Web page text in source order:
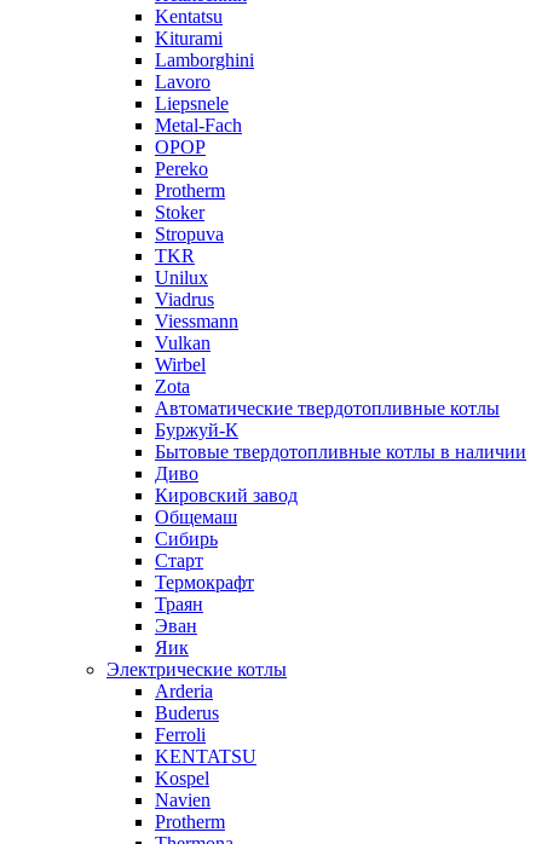
Kentatsu
Kiturami
Lamborghini
Lavoro
Liepsnele
Metal-Fach
OPOP
Pereko
Protherm
Stoker
Stropuva
TKR
Unilux
Viadrus
Viessmann
Vulkan
Wirbel
Zota
Автоматические твердотопливные котлы
Буржуй-К
Бытовые твердотопливные котлы в наличии
Диво
Кировский завод
Общемаш
Сибирь
Старт
Термокрафт
Траян
Эван
Яик
Электрические котлы
Arderia
Buderus
Ferroli
KENTATSU
Kospel
Navien
Protherm